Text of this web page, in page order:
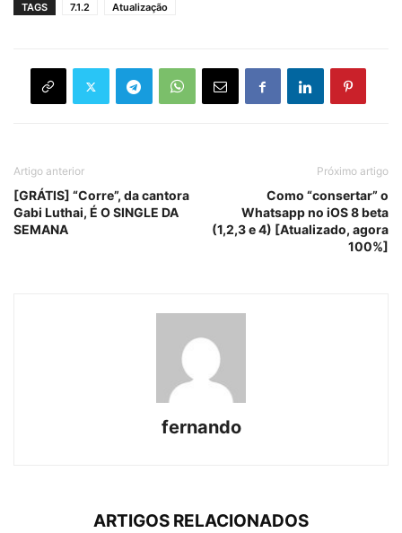
TAGS 7.1.2 Atualização
Artigo anterior
[GRÁTIS] “Corre”, da cantora
Gabi Luthai, É O SINGLE DA
SEMANA
Próximo artigo
Como “consertar” o
Whatsapp no iOS 8 beta
(1,2,3 e 4) [Atualizado, agora
100%]
fernando
ARTIGOS RELACIONADOS